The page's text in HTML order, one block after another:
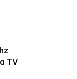
TV